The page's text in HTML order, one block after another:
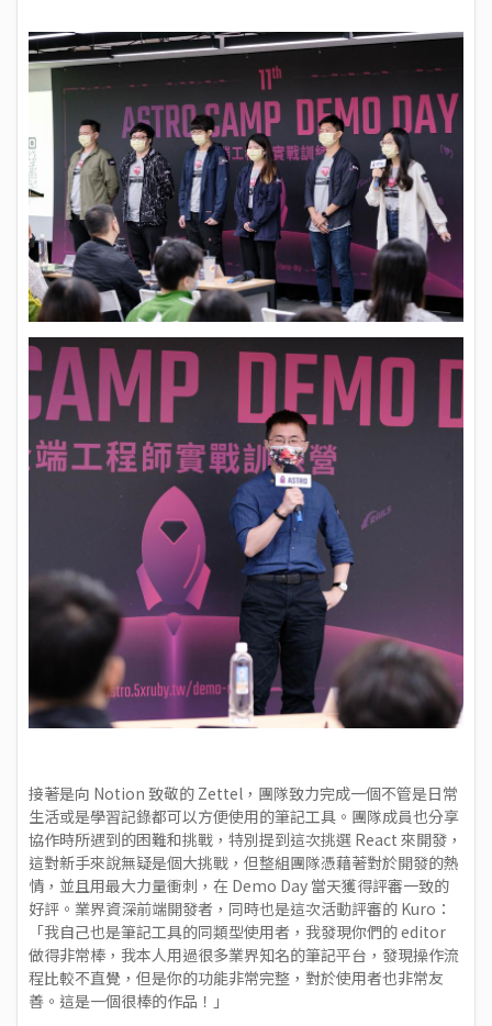
接著是向 Notion 致敬的 Zettel，團隊致力完成一個不管是日常
生活或是學習記錄都可以方便使用的筆記工具。團隊成員也分享
協作時所遇到的困難和挑戰，特別提到這次挑選 React 來開發，
這對新手來說無疑是個大挑戰，但整組團隊憑藉著對於開發的熱
情，並且用最大力量衝刺，在 Demo Day 當天獲得評審一致的
好評。業界資深前端開發者，同時也是這次活動評審的 Kuro：
「我自己也是筆記工具的同類型使用者，我發現你們的 editor
做得非常棒，我本人用過很多業界知名的筆記平台，發現操作流
程比較不直覺，但是你的功能非常完整，對於使用者也非常友
善。這是一個很棒的作品！」